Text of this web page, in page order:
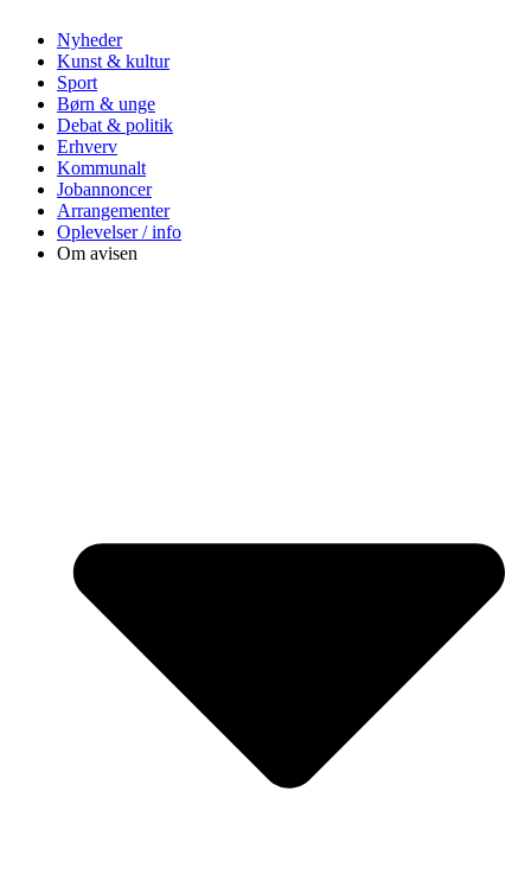
Nyheder
Kunst & kultur
Sport
Børn & unge
Debat & politik
Erhverv
Kommunalt
Jobannoncer
Arrangementer
Oplevelser / info
Om avisen